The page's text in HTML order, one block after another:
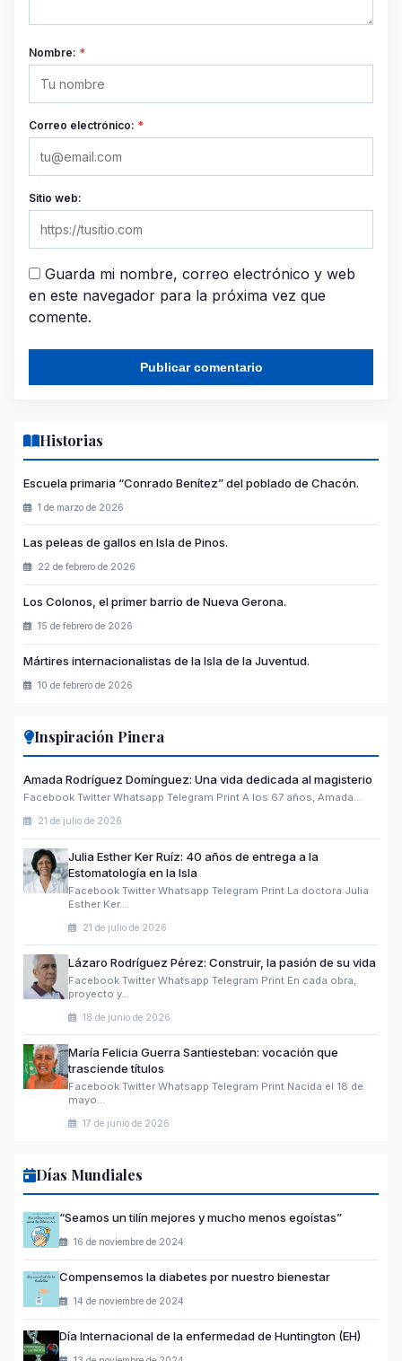
Nombre: *
Correo electrónico: *
Sitio web:
Guarda mi nombre, correo electrónico y web
en este navegador para la próxima vez que
comente.
Historias
Escuela primaria “Conrado Benítez” del poblado de Chacón.
1 de marzo de 2026
Las peleas de gallos en Isla de Pinos.
22 de febrero de 2026
Los Colonos, el primer barrio de Nueva Gerona.
15 de febrero de 2026
Mártires internacionalistas de la Isla de la Juventud.
10 de febrero de 2026
Inspiración Pinera
Amada Rodríguez Domínguez: Una vida dedicada al magisterio
Facebook Twitter Whatsapp Telegram Print A los 67 años, Amada…
21 de julio de 2026
Julia Esther Ker Ruíz: 40 años de entrega a la
Estomatología en la Isla
Facebook Twitter Whatsapp Telegram Print La doctora Julia
Esther Ker…
21 de julio de 2026
Lázaro Rodríguez Pérez: Construir, la pasión de su vida
Facebook Twitter Whatsapp Telegram Print En cada obra,
proyecto y…
18 de junio de 2026
María Felicia Guerra Santiesteban: vocación que
trasciende títulos
Facebook Twitter Whatsapp Telegram Print Nacida el 18 de
mayo…
17 de junio de 2026
Días Mundiales
“Seamos un tilín mejores y mucho menos egoístas”
16 de noviembre de 2024
Compensemos la diabetes por nuestro bienestar
14 de noviembre de 2024
Día Internacional de la enfermedad de Huntington (EH)